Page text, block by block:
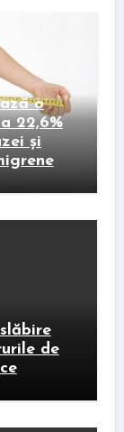
o
22,6%
și
de